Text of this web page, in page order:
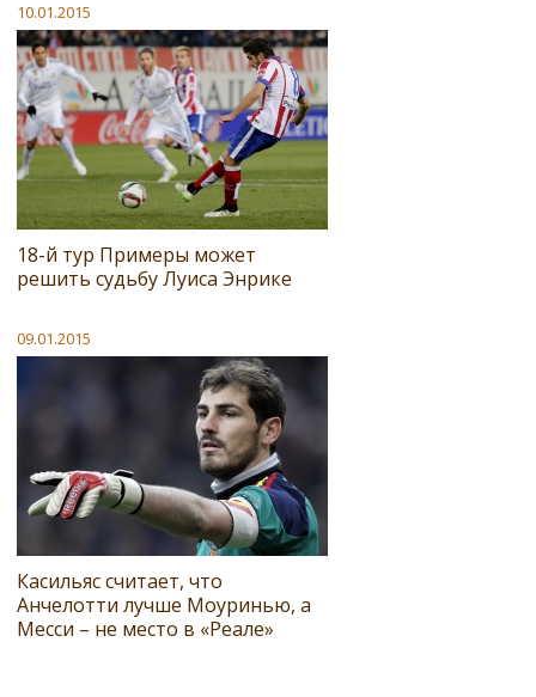
10.01.2015
18-й тур Примеры может
решить судьбу Луиса Энрике
09.01.2015
Касильяс считает, что
Анчелотти лучше Моуринью, а
Месси – не место в «Реале»